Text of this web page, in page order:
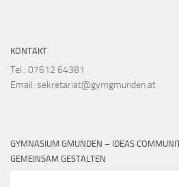
KONTAKT
Tel.: 07612 64381
Email: sekretariat@gymgmunden.at
GYMNASIUM GMUNDEN – IDEAS
GEMEINSAM GESTALTEN